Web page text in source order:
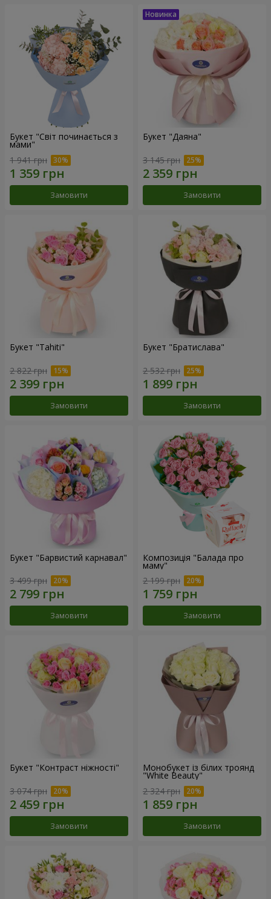
Букет "Світ починається з
мами"
1 941 грн
Замовити
Букет "Даяна"
3 145 грн
Замовити
Букет "Tahiti"
2 822 грн
Замовити
Букет "Братислава"
2 532 грн
Замовити
Букет "Барвистий карнавал"
3 499 грн
Замовити
Композиція "Балада про
маму"
2 199 грн
Замовити
Букет "Контраст ніжності"
3 074 грн
Замовити
Монобукет із білих троянд
"White Beauty"
2 324 грн
Замовити